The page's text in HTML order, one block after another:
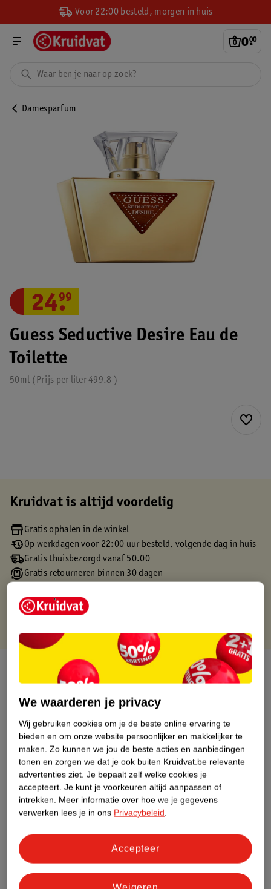
Voor 22:00 besteld, morgen in huis
0.
00
Damesparfum
Guess Seductive Desire Eau de
Toilette
50ml 499.8
Prijs per liter
24.
99
Kruidvat is altijd voordelig
Gratis ophalen in de winkel
Op werkdagen voor 22:00 uur besteld, volgende dag in huis
Gratis thuisbezorgd vanaf 50.00
Gratis retourneren binnen 30 dagen
Over dit product
Productinformatie
Etiketinformatie
Nature Impact Score
Dit product heeft (nog) geen Nature
Impact Score.
Meer informatie
Bestel & Bezorginformatie
We waarderen je privacy
Wij gebruiken cookies om je de beste online ervaring te
bieden en om onze website persoonlijker en makkelijker te
maken. Zo kunnen we jou de beste acties en aanbiedingen
tonen en zorgen we dat je ook buiten Kruidvat.be relevante
advertenties ziet. Je bepaalt zelf welke cookies je
accepteert. Je kunt je voorkeuren altijd aanpassen of
intrekken. Meer informatie over hoe we je gegevens
verwerken lees je in ons Privacybeleid.
Accepteer